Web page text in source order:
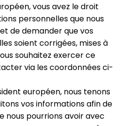
vous avez le droit
personnelles que nous
de demander que vos
soient corrigées, mises à
souhaitez exercer ce
via les coordonnées ci-
européen, nous tenons
vos informations afin de
nous pourrions avoir avec